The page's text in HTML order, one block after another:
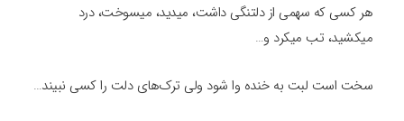
هر کسی که سهمی از دلتنگی داشت، میدید، میسوخت، درد
میکشید، تب میکرد و…
سخت است لبت به خنده وا شود ولی ترک‌های دلت را کسی نبیند…